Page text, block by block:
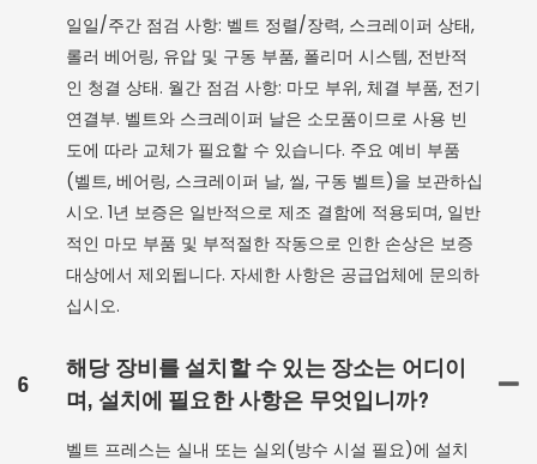
일일/주간 점검 사항: 벨트 정렬/장력, 스크레이퍼 상태,
롤러 베어링, 유압 및 구동 부품, 폴리머 시스템, 전반적
인 청결 상태. 월간 점검 사항: 마모 부위, 체결 부품, 전기
연결부. 벨트와 스크레이퍼 날은 소모품이므로 사용 빈
도에 따라 교체가 필요할 수 있습니다. 주요 예비 부품
(벨트, 베어링, 스크레이퍼 날, 씰, 구동 벨트)을 보관하십
시오. 1년 보증은 일반적으로 제조 결함에 적용되며, 일반
적인 마모 부품 및 부적절한 작동으로 인한 손상은 보증
대상에서 제외됩니다. 자세한 사항은 공급업체에 문의하
십시오.
6
해당 장비를 설치할 수 있는 장소는 어디이
며, 설치에 필요한 사항은 무엇입니까?
벨트 프레스는 실내 또는 실외(방수 시설 필요)에 설치